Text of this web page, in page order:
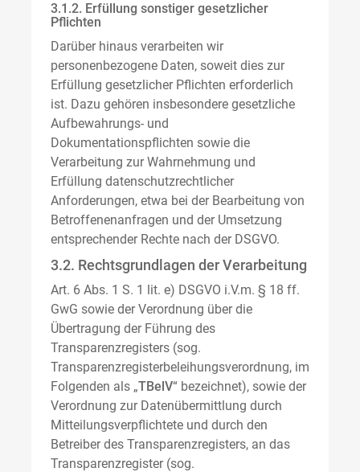
3.1.2. Erfüllung sonstiger gesetzlicher
Pflichten
Darüber hinaus verarbeiten wir
personenbezogene Daten, soweit dies zur
Erfüllung gesetzlicher Pflichten erforderlich
ist. Dazu gehören insbesondere gesetzliche
Aufbewahrungs- und
Dokumentationspflichten sowie die
Verarbeitung zur Wahrnehmung und
Erfüllung datenschutzrechtlicher
Anforderungen, etwa bei der Bearbeitung von
Betroffenenanfragen und der Umsetzung
entsprechender Rechte nach der DSGVO.
3.2. Rechtsgrundlagen der Verarbeitung
Art. 6 Abs. 1 S. 1 lit. e) DSGVO i.V.m. § 18 ff.
GwG sowie der Verordnung über die
Übertragung der Führung des
Transparenzregisters (sog.
Transparenzregisterbeleihungsverordnung, im
Folgenden als „TBelV“ bezeichnet), sowie der
Verordnung zur Datenübermittlung durch
Mitteilungsverpflichtete und durch den
Betreiber des Transparenzregisters, an das
Transparenzregister (sog.